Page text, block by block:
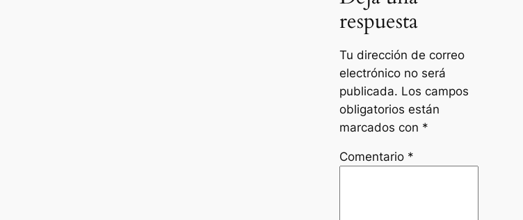
respuesta
Tu dirección de correo
electrónico no será
publicada. Los campos
obligatorios están
marcados con *
Comentario *